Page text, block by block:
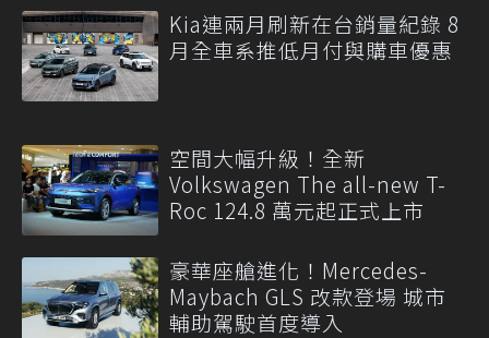
Kia連兩月刷新在台銷量紀錄 8
月全車系推低月付與購車優惠
空間大幅升級！全新
Volkswagen The all-new T-
Roc 124.8 萬元起正式上市
豪華座艙進化！Mercedes-
Maybach GLS 改款登場 城市
輔助駕駛首度導入